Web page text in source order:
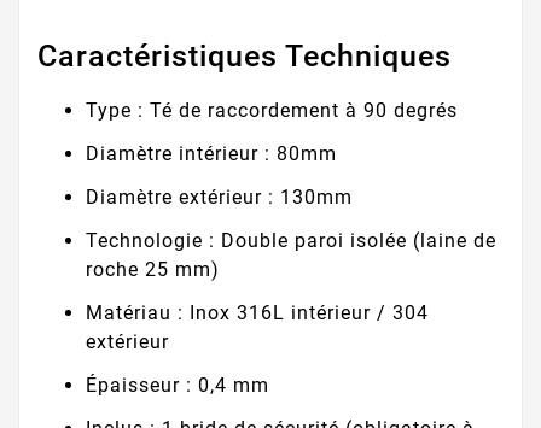
Caractéristiques Techniques
Type : Té de raccordement à 90 degrés
Diamètre intérieur : 80mm
Diamètre extérieur : 130mm
Technologie : Double paroi isolée (laine de
roche 25 mm)
Matériau : Inox 316L intérieur / 304
extérieur
Épaisseur : 0,4 mm